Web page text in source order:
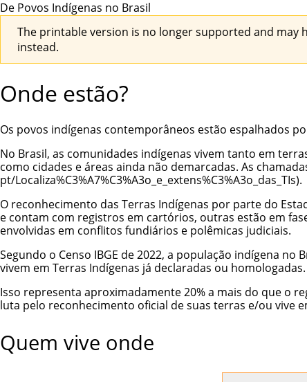
De Povos Indígenas no Brasil
The printable version is no longer supported and
instead.
Onde estão?
Os povos indígenas contemporâneos estão espalhados
No Brasil, as comunidades indígenas vivem tanto em
como cidades e áreas ainda não demarcadas. As
.
O reconhecimento das Terras Indígenas por parte do
e contam com registros em cartórios, outras estão em
envolvidas em conflitos fundiários e polêmicas judiciais.
Segundo o Censo IBGE de 2022, a população indígena no
vivem em Terras Indígenas já declaradas ou homologadas.
Isso representa aproximadamente 20% a mais do que o
luta pelo reconhecimento oficial de suas terras e/ou vive
Quem vive onde